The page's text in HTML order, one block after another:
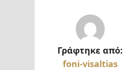
Γράφτηκε από:
foni-visaltias